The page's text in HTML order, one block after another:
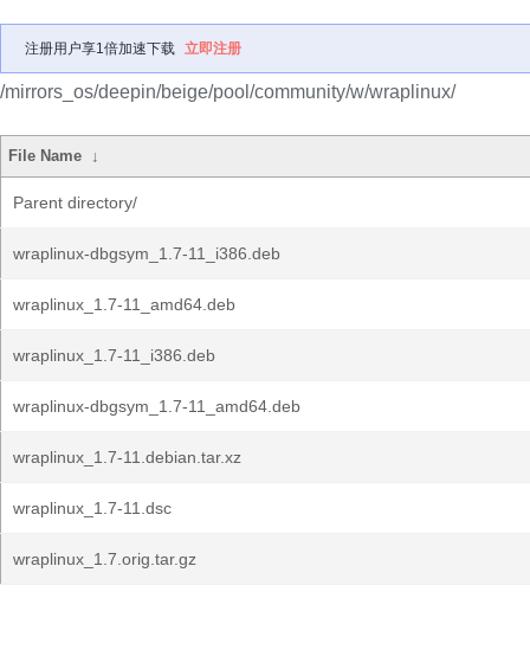
注册用户享1倍加速下载 立即注册
/mirrors_os/deepin/beige/pool/community/w/wraplinux/
File Name ↓
Parent directory/
wraplinux-dbgsym_1.7-11_i386.deb
wraplinux_1.7-11_amd64.deb
wraplinux_1.7-11_i386.deb
wraplinux-dbgsym_1.7-11_amd64.deb
wraplinux_1.7-11.debian.tar.xz
wraplinux_1.7-11.dsc
wraplinux_1.7.orig.tar.gz